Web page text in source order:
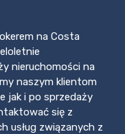
na Costa
nieruchomości na
naszym klientom
jak i po sprzedaży
się z
usług związanych z